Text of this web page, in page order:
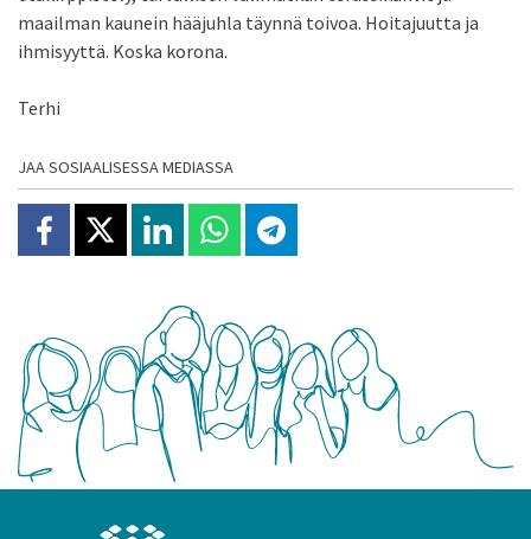
maailman kaunein hääjuhla täynnä toivoa. Hoitajuutta ja
ihmisyyttä. Koska korona.
Terhi
JAA SOSIAALISESSA MEDIASSA
Jaa Facebookissa
Jaa X:ssäJaa Linkedinissä
Jaa Whatsappissa
Jaa Telegramissa